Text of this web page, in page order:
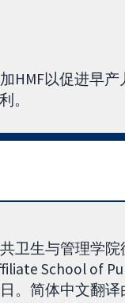
HMF以促进早
。
卫生与管理学
School of
。简体中文翻